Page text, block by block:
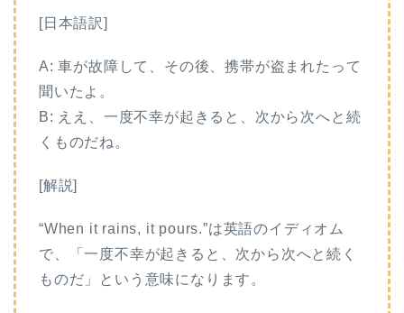
[日本語訳]
A: 車が故障して、その後、携帯が盗まれたって
聞いたよ。
B: ええ、一度不幸が起きると、次から次へと続
くものだね。
[解説]
“When it rains, it pours.”は英語のイディオム
で、「一度不幸が起きると、次から次へと続く
ものだ」という意味になります。